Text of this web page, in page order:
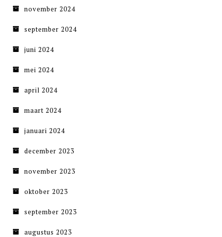
november 2024
september 2024
juni 2024
mei 2024
april 2024
maart 2024
januari 2024
december 2023
november 2023
oktober 2023
september 2023
augustus 2023